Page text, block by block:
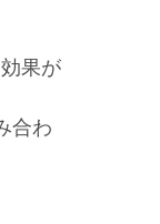
果が
合わ